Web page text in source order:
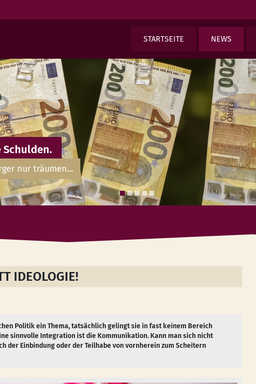
STARTSEITE NEWS
nur träumen...
IDEOLOGIE!
Politik ein Thema, tatsächlich gelingt sie in fast keinem Bereich
sinnvolle Integration ist die Kommunikation. Kann man sich nicht
der Einbindung oder der Teilhabe von vornherein zum Scheitern